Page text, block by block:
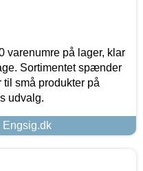
varenumre på lager, klar
Sortimentet spænder
til små produkter på
udvalg.
Engsig.dk